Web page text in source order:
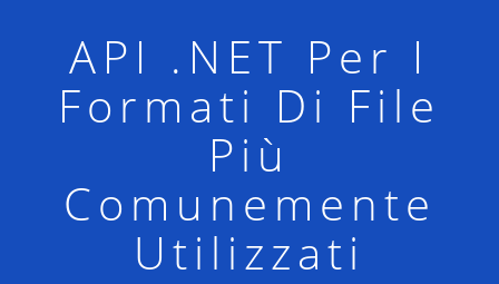
API .NET Per I
Formati Di File
Più
Comunemente
Utilizzati